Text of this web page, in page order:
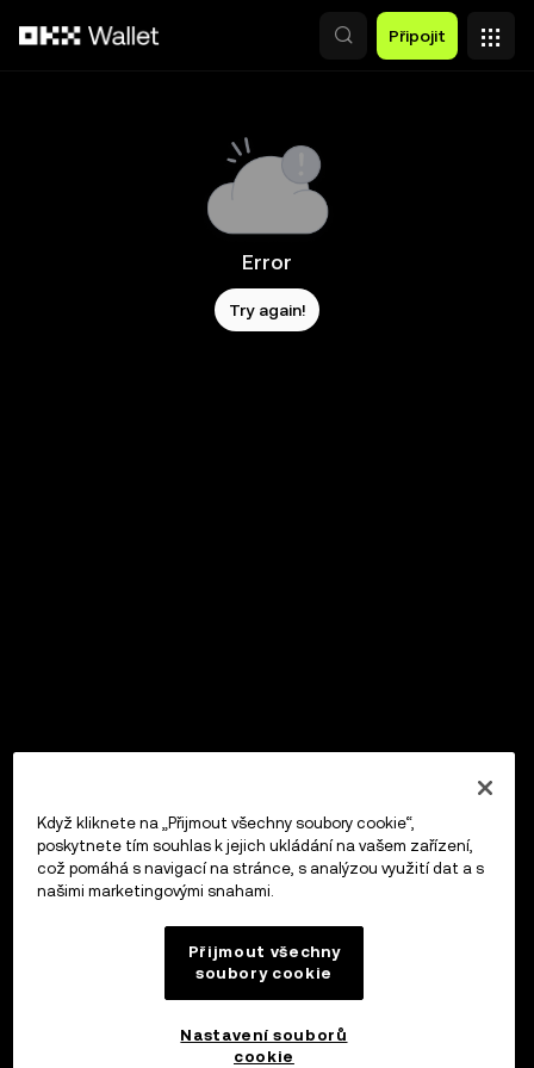
Připojit
Error
Try again!
Když kliknete na „Přijmout všechny soubory cookie“,
poskytnete tím souhlas k jejich ukládání na vašem zařízení,
což pomáhá s navigací na stránce, s analýzou využití dat a s
našimi marketingovými snahami.
Přijmout všechny
soubory cookie
Nastavení souborů
cookie